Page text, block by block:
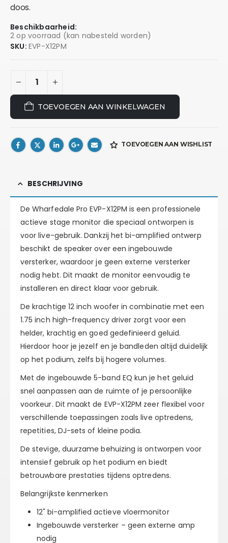
doos.
Beschikbaarheid:
2 op voorraad (kan nabesteld worden)
SKU: EVP-X12PM
TOEVOEGEN AAN WINKELWAGEN
TOEVOEGEN AAN WISHLIST
BESCHRIJVING
DeWharfedale Pro EVP-X12PM is een professionele
actieve stage monitor die speciaal ontworpen is
voor live-gebruik. Dankzij hetbi-amplified ontwerp
beschikt de speaker over een ingebouwde
versterker, waardoor je geen externe versterker
nodig hebt. Dit maakt de monitor eenvoudig te
installeren en direct klaar voor gebruik.
De krachtige 12 inch wooferin combinatie met een
1.75 inch high-frequency driver zorgt voor een
helder, krachtig en goed gedefinieerd geluid.
Hierdoor hoor je jezelf en je bandleden altijd duidelijk
op het podium, zelfs bij hogere volumes.
Met de ingebouwde 5-band EQ kun je het geluid
snel aanpassen aan de ruimte of je persoonlijke
voorkeur. Dit maakt de EVP-X12PM zeer flexibel voor
verschillende toepassingen zoalslive optredens,
repetities, DJ-sets of kleine podia.
De stevige, duurzame behuizing is ontworpen voor
intensief gebruik op het podium en biedt
betrouwbare prestaties tijdens optredens.
Belangrijkste kenmerken
12" bi-amplified actieve vloermonitor
Ingebouwde versterker – geen externe amp
nodig